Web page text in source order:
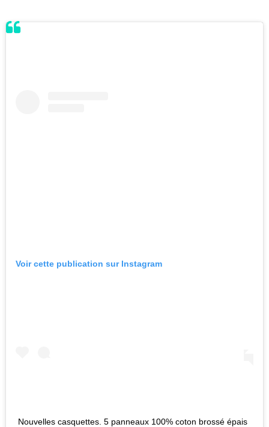
Voir cette publication sur Instagram
Nouvelles casquettes. 5 panneaux 100% coton brossé épais